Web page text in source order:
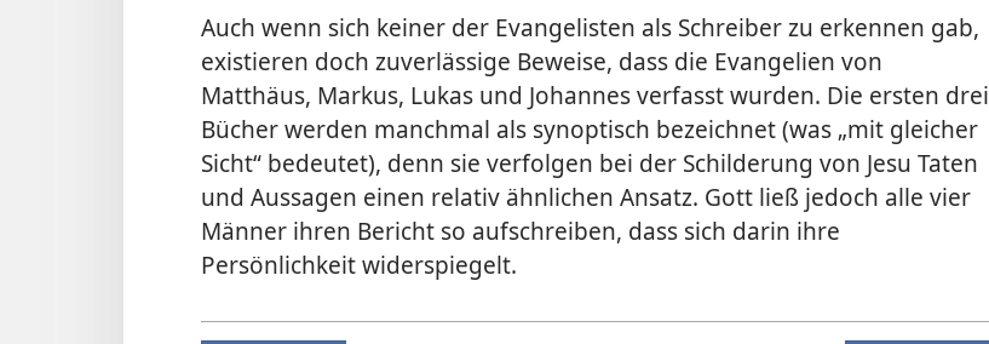
Auch wenn sich keiner der Evangelisten als Schreiber zu erkennen gab,
existieren doch zuverlässige Beweise, dass die Evangelien von
Matthäus, Markus, Lukas und Johannes verfasst wurden. Die ersten drei
Bücher werden manchmal als synoptisch bezeichnet (was „mit gleicher
Sicht“ bedeutet), denn sie verfolgen bei der Schilderung von Jesu Taten
und Aussagen einen relativ ähnlichen Ansatz. Gott ließ jedoch alle vier
Männer ihren Bericht so aufschreiben, dass sich darin ihre
Persönlichkeit widerspiegelt.